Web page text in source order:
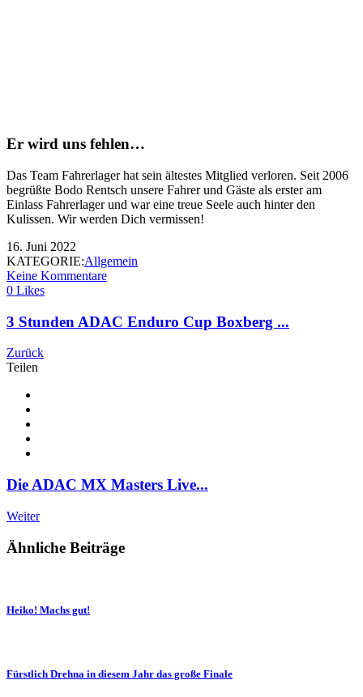
Er wird uns fehlen…
Das Team Fahrerlager hat sein ältestes Mitglied verloren. Seit 2006
begrüßte Bodo Rentsch unsere Fahrer und Gäste als erster am
Einlass Fahrerlager und war eine treue Seele auch hinter den
Kulissen. Wir werden Dich vermissen!
16. Juni 2022
KATEGORIE:Allgemein
Keine Kommentare
0 Likes
3 Stunden ADAC Enduro Cup Boxberg ...
Zurück
Teilen
Die ADAC MX Masters Live...
Weiter
Ähnliche Beiträge
Heiko! Machs gut!
Fürstlich Drehna in diesem Jahr das große Finale